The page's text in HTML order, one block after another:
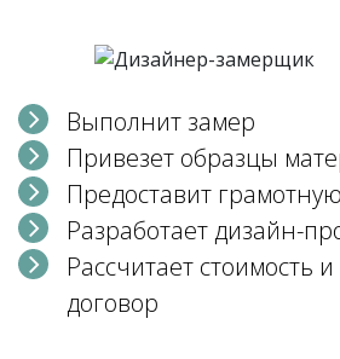
Выполнит замер
Привезет образцы
Предоставит
Разработает дизайн-
Рассчитает стоимость
договор